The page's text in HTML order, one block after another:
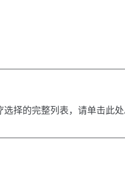
择的完整列表，请单击此处